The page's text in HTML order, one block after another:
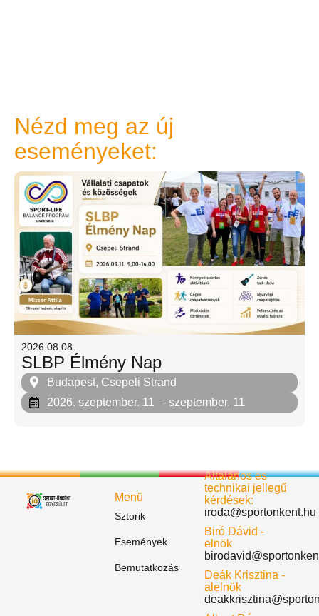
Nézd meg az új
eseményeket:
2026.08.08.
SLBP Élmény Nap
Budapest, Csepeli Strand
2026. szeptember. 11
- szeptember. 11
Menü
Sztorik
Események
Bemutatkozás
Általános és
technikai jellegű
kérdések:
iroda@sportonkent.hu
Biró Dávid -
elnök
Deák Krisztina -
alelnök